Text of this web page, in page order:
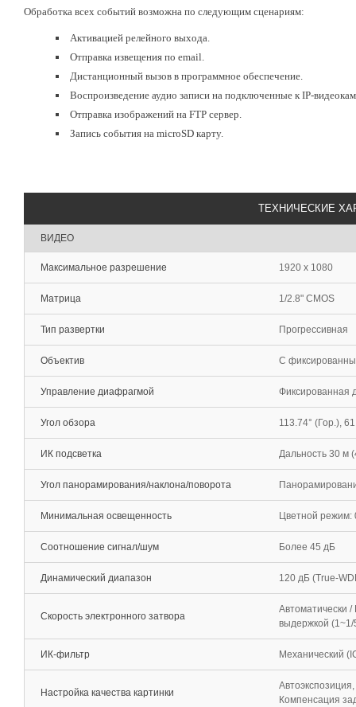
Обработка всех событий возможна по следующим сценариям:
Активацией релейного выхода.
Отправка извещения по email.
Дистанционный вызов в программное обеспечение.
Воспроизведение аудио записи на подключенные к IP-
Отправка изображений на FTP сервер.
Запись события на microSD карту.
ТЕХНИЧЕСКИЕ
ВИДЕО
Максимальное разрешение 1920 x 1080
Матрица 1/2.8" CMOS
Тип развертки Прогрессивная
Объектив С
Управление диафрагмой Фиксированная
Угол обзора 113.74° (Гор.),
ИК подсветка Дальность 30 м
Угол панорамирования/наклона/поворота
Минимальная освещенность Цветной режим:
Соотношение сигнал/шум Более 45 дБ
Динамический диапазон 120 дБ (True-
Скорость электронного затвора
Автоматически
выдержкой (1~1/
ИК-фильтр Механический
Настройка качества картинки
Компенсация